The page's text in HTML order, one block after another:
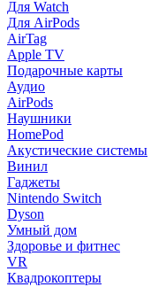
Для Watch
Для AirPods
AirTag
Apple TV
Подарочные карты
Аудио
AirPods
Наушники
HomePod
Акустические системы
Винил
Гаджеты
Nintendo Switch
Dyson
Умный дом
Здоровье и фитнес
VR
Квадрокоптеры